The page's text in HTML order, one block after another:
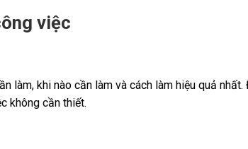
việc
làm, khi nào cần làm và cách làm hiệu quả
không cần thiết.